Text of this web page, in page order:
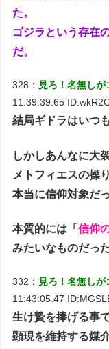
た。
ゴジラという存在
だ。
328： 見ろ！名無しが
11:39:39.65
結局ギドラはいつ
しかしあんなに大
メトフィエスの操
本当に信仰対象だ
本質的には「信仰
みたいなものだっ
332： 見ろ！名無しが
11:43:05.47
生け贄を捧げる事
顕現を維持する媒